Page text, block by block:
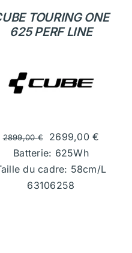
TOURING ONE
625 PERF LINE
2899,00€ 2699,00 €
Batterie: 625Wh
du cadre: 58cm/L
63106258